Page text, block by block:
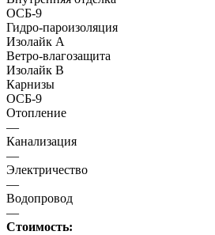
ОСБ-9
Гидро-пароизоляция
Изолайк А
Ветро-влагозащита
Изолайк В
Карнизы
ОСБ-9
Отопление
—
Канализация
—
Электричество
—
Водопровод
—
Стоимость: